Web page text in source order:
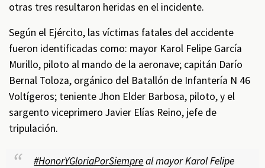
otras tres resultaron heridas en el incidente.
Según el Ejército, las víctimas fatales del accidente
fueron identificadas como: mayor Karol Felipe García
Murillo, piloto al mando de la aeronave; capitán Darío
Bernal Toloza, orgánico del Batallón de Infantería N 46
Voltígeros; teniente Jhon Elder Barbosa, piloto, y el
sargento viceprimero Javier Elías Reino, jefe de
tripulación.
#HonorYGloriaPorSiempreal mayor Karol Felipe